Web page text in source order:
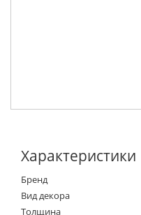
Характеристики
Бренд
Вид декора
Толщина